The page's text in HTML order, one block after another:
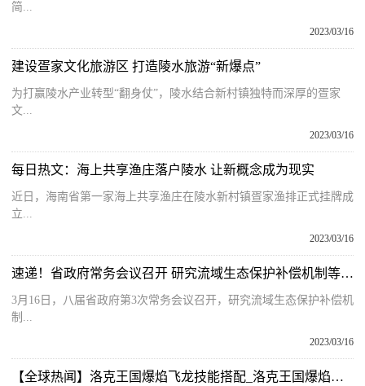
简...
2023/03/16
建设疍家文化旅游区 打造陵水旅游“新爆点”
为打赢陵水产业转型“翻身仗”，陵水结合新村镇独特而深厚的疍家
文...
2023/03/16
每日热文：海上共享渔庄落户陵水 让新概念成为现实
近日，海南省第一家海上共享渔庄在陵水新村镇疍家渔排正式挂牌成
立...
2023/03/16
速递！省政府常务会议召开 研究流域生态保护补偿机制等工作
3月16日，八届省政府第3次常务会议召开，研究流域生态保护补偿机
制...
2023/03/16
【全球热闻】洛克王国爆焰飞龙技能搭配_洛克王国爆焰飞龙